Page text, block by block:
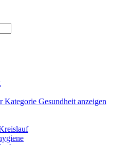
Kategorie Gesundheit anzeigen